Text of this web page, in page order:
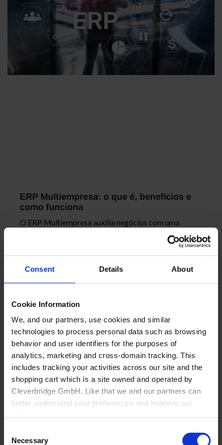
Consent Details About
Cookie Information
We, and our partners, use cookies and similar
technologies to process personal data such as browsing
behavior and user identifiers for the purposes of
analytics, marketing and cross-domain tracking. This
includes tracking your activities across our site and the
shopping cart which is a site owned and operated by
Cleverbridge GmbH. Like that we and our partners can
better understand your preferences and improve our
Also, the operator of the shopping cart, Cleverbridge
Selection
Necessary
ERP Multiempresa: o que é, benefícios e
como funciona
O ERP Multiempresa auxilia negócios com uma
mesmo de filiais, em um único lugar. Entenda como
Leia mais